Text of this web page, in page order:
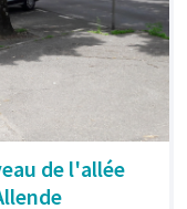
de l'allée